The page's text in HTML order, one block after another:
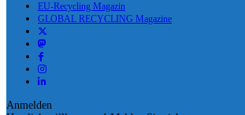
EU-Recycling Magazin
GLOBAL RECYCLING Magazine
Anmelden